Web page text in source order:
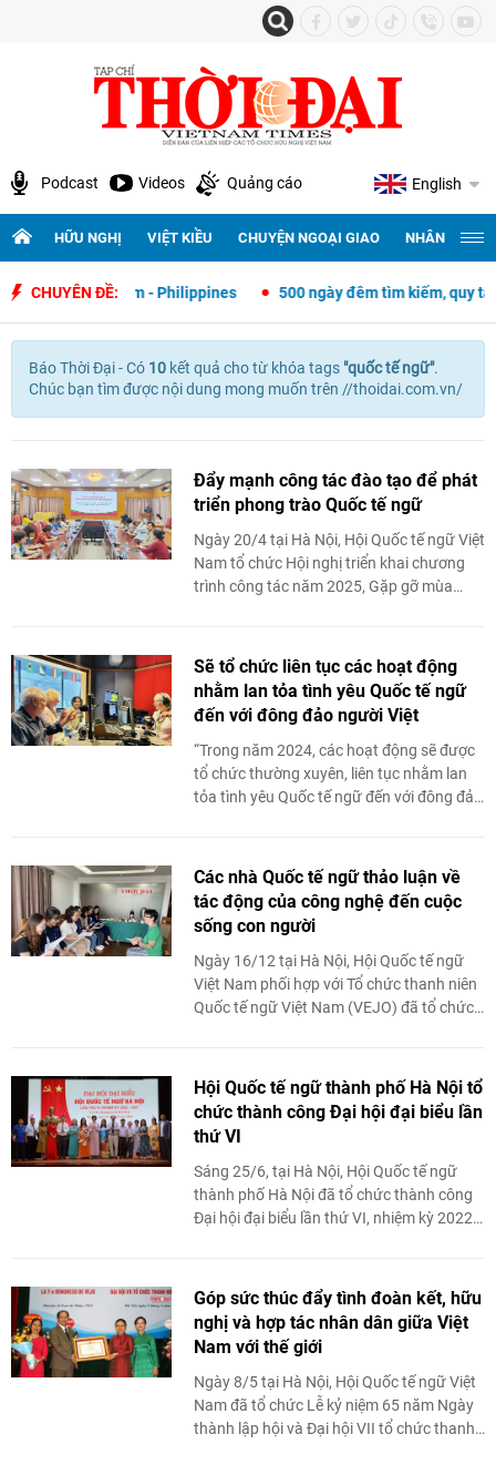
Podcast Videos Quảng cáo English
HỮU NGHỊ VIỆT KIỀU CHUYỆN NGOẠI GIAO NHÂN
CHUYÊN ĐỀ:
giao Việt Nam - Philippines 500 ngày đêm tìm kiếm, quy tập
Báo Thời Đại - Có 10 kết quả chotừ khóa tags "quốc tế ngữ".
Chúc bạn tìm được nội dung mong muốn trên //thoidai.com.vn/
Đẩy mạnh công tác đào tạo để phát
triển phong trào Quốc tế ngữ
Ngày 20/4 tại Hà Nội, Hội Quốc tế ngữ Việt
Nam tổ chức Hội nghị triển khai chương
trình công tác năm 2025, Gặp gỡ mùa
Sẽ tổ chức liên tục các hoạt động
nhằm lan tỏa tình yêu Quốc tế ngữ
đến với đông đảo người Việt
“Trong năm 2024, các hoạt động sẽ được
tổ chức thường xuyên, liên tục nhằm lan
tỏa tình yêu Quốc tế ngữ đến với đông đảo
Các nhà Quốc tế ngữ thảo luận về
tác động của công nghệ đến cuộc
sống con người
Ngày 16/12 tại Hà Nội, Hội Quốc tế ngữ
Việt Nam phối hợp với Tổ chức thanh niên
Quốc tế ngữ Việt Nam (VEJO) đã tổ chức
Hội Quốc tế ngữ thành phố Hà Nội tổ
chức thành công Đại hội đại biểu lần
thứ VI
Sáng 25/6, tại Hà Nội, Hội Quốc tế ngữ
thành phố Hà Nội đã tổ chức thành công
Đại hội đại biểu lần thứ VI, nhiệm kỳ 2022-
Góp sức thúc đẩy tình đoàn kết, hữu
nghị và hợp tác nhân dân giữa Việt
Nam với thế giới
Ngày 8/5 tại Hà Nội, Hội Quốc tế ngữ Việt
Nam đã tổ chức Lễ kỷ niệm 65 năm Ngày
thành lập hội và Đại hội VII tổ chức thanh